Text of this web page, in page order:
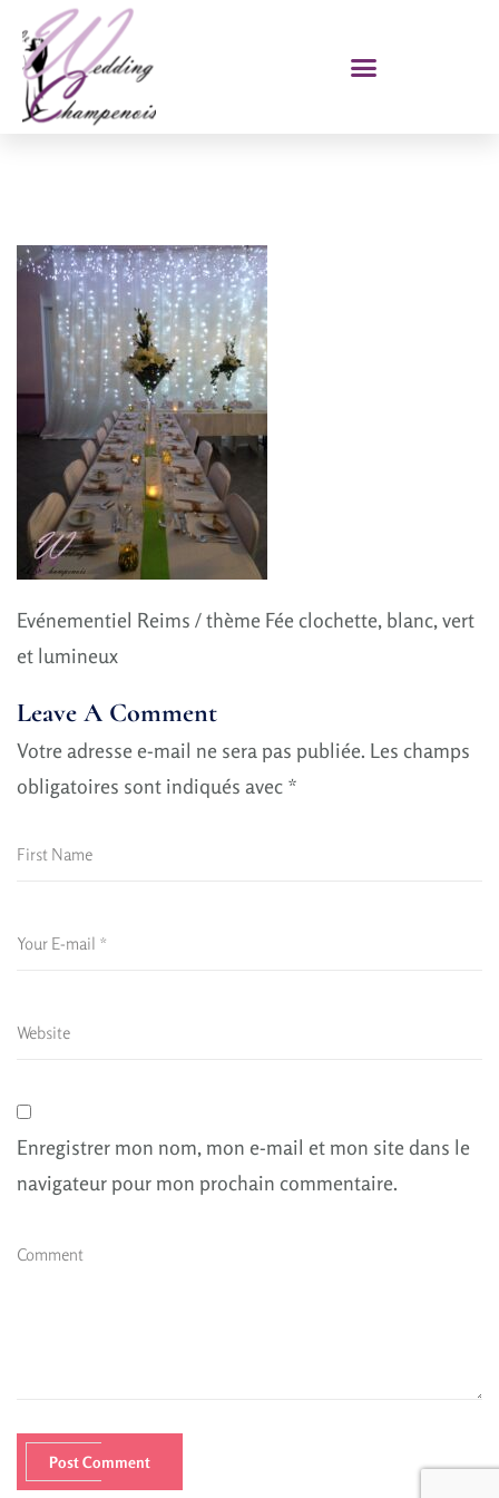
Evénementiel Reims / thème Fée clochette, blanc, vert
et lumineux
Leave A Comment
Votre adresse e-mail ne sera pas publiée. Les champs
obligatoires sont indiqués avec *
Enregistrer mon nom, mon e-mail et mon site dans le
navigateur pour mon prochain commentaire.
Post Comment